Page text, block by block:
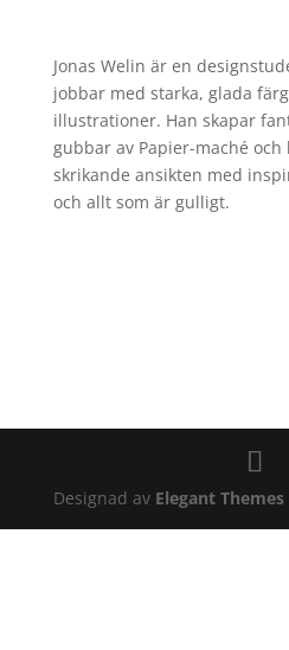
Jonas Welin är en
jobbar med starka, glada
illustrationer. Han skapar
gubbar av Papier-maché
skrikande ansikten med
och allt som är gulligt.
Designad av Elegant Themes